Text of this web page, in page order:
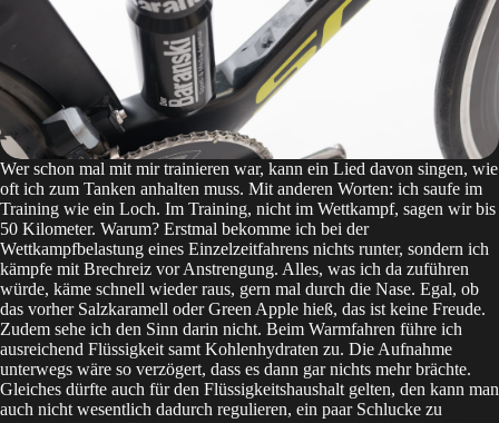
Wer schon mal mit mir trainieren war, kann ein Lied davon singen, wie
oft ich zum Tanken anhalten muss. Mit anderen Worten: ich saufe im
Training wie ein Loch. Im Training, nicht im Wettkampf, sagen wir bis
50 Kilometer. Warum? Erstmal bekomme ich bei der
Wettkampfbelastung eines Einzelzeitfahrens nichts runter, sondern ich
kämpfe mit Brechreiz vor Anstrengung. Alles, was ich da zuführen
würde, käme schnell wieder raus, gern mal durch die Nase. Egal, ob
das vorher Salzkaramell oder Green Apple hieß, das ist keine Freude.
Zudem sehe ich den Sinn darin nicht. Beim Warmfahren führe ich
ausreichend Flüssigkeit samt Kohlenhydraten zu. Die Aufnahme
unterwegs wäre so verzögert, dass es dann gar nichts mehr brächte.
Gleiches dürfte auch für den Flüssigkeitshaushalt gelten, den kann man
auch nicht wesentlich dadurch regulieren, ein paar Schlucke zu